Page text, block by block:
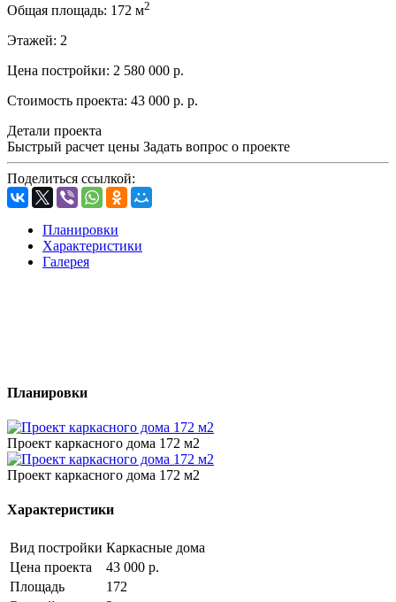
Общая площадь: 172 м2
Этажей: 2
Цена постройки: 2 580 000 р.
Стоимость проекта: 43 000 р. р.
Детали проекта
Быстрый расчет цены Задать вопрос о проекте
Поделиться ссылкой:
Планировки
Характеристики
Галерея
Планировки
Проект каркасного дома 172 м2
Проект каркасного дома 172 м2
Характеристики
Вид постройки Каркасные дома
Цена проекта
43 000 р.
Площадь
172